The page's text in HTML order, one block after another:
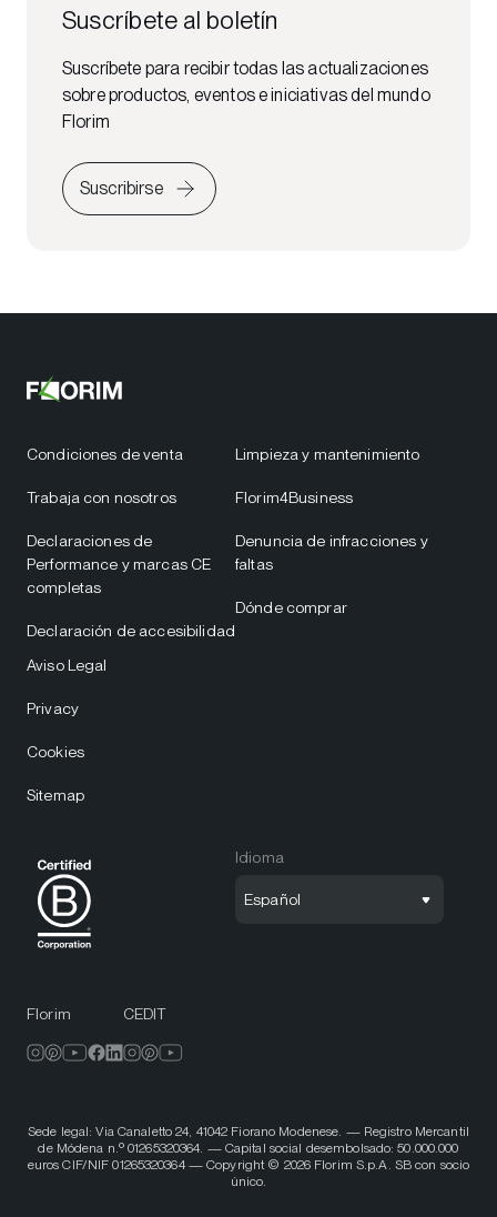
Suscríbete al boletín
Suscríbete para recibir todas las actualizaciones
sobre productos, eventos e iniciativas del mundo
Florim
Suscribirse
Condiciones de venta
Trabaja con nosotros
Declaraciones de
Performance y marcas CE
completas
Declaración de accesibilidad
Limpieza y mantenimiento
Florim4Business
Denuncia de infracciones y
faltas
Dónde comprar
Aviso Legal
Privacy
Cookies
Sitemap
Idioma
Español
Florim CEDIT
Sede legal: Via Canaletto 24, 41042 Fiorano Modenese. — Registro Mercantil
de Módena n.º 01265320364. — Capital social desembolsado: 50.000.000
euros CIF/NIF 01265320364 — Copyright © 2026 Florim S.p.A. SB con socio
único.